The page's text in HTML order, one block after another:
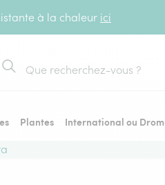
à la chaleur ici
Rechercher
Plantes
International ou